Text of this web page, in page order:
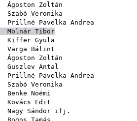
Ágoston Zoltán
Szabó Veronika
Prillné Pavelka Andrea
Molnár Tibor
Kiffer Gyula
Varga Bálint
Ágoston Zoltán
Guszlev Antal
Prillné Pavelka Andrea
Szabó Veronika
Benke Noémi
Kovács Edit
Nagy Sándor ifj.